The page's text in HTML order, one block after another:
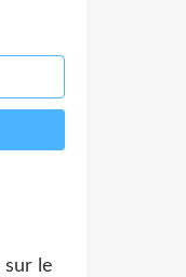
sur le